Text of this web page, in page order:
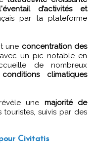
d’activités et
par la plateforme
une concentration des
un pic notable en
de nombreux
conditions climatiques
une majorité de
touristes, suivis par des
Civitatis